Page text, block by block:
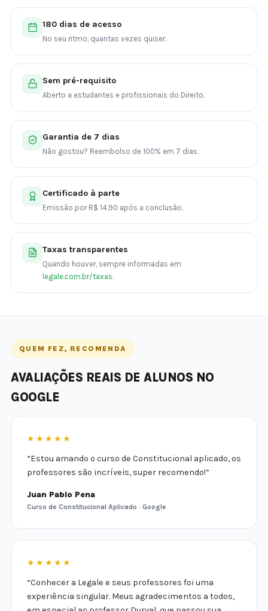
180 dias de acesso
No seu ritmo, quantas vezes quiser.
Sem pré-requisito
Aberto a estudantes e profissionais do Direito.
Garantia de 7 dias
Não gostou? Reembolso de 100% em 7 dias.
Certificado à parte
Emissão por R$ 14,90 após a conclusão.
Taxas transparentes
Quando houver, sempre informadas em
legale.com.br/taxas.
QUEM FEZ, RECOMENDA
AVALIAÇÕES REAIS DE ALUNOS NO
GOOGLE
★★★★★
“Estou amando o curso de Constitucional aplicado, os
professores são incríveis, super recomendo!”
Juan Pablo Pena
Curso de Constitucional Aplicado · Google
★★★★★
“Conhecer a Legale e seus professores foi uma
experiência singular. Meus agradecimentos a todos,